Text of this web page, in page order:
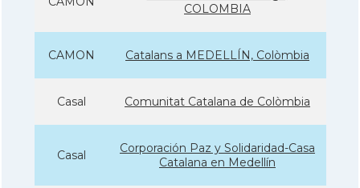
COLOMBIA
CAMON Catalans a MEDELLÍN, Colòmbia
Casal Comunitat Catalana de Colòmbia
Casal
Corporación Paz y Solidaridad-Casa
Catalana en Medellín